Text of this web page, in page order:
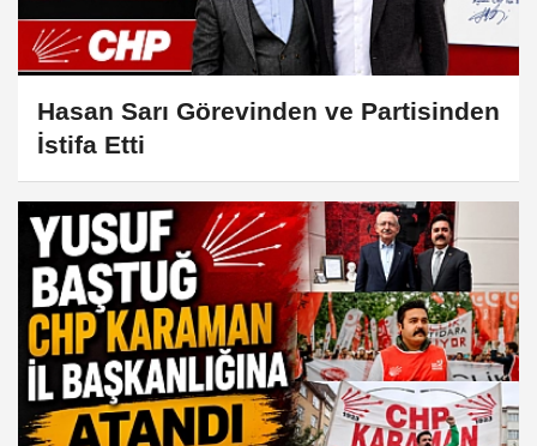
Hasan Sarı Görevinden ve Partisinden
İstifa Etti